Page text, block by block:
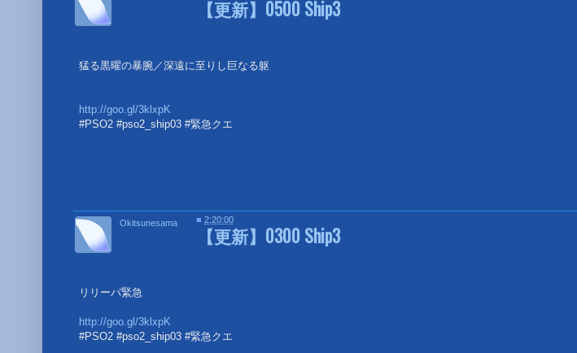
【更新】0500 Ship3
猛る黒曜の暴腕／深遠に至りし巨なる躯
http://goo.gl/3klxpK
#PSO2 #pso2_ship03 #緊急クエ
【更新】0300 Ship3
リリーパ緊急
http://goo.gl/3klxpK
#PSO2 #pso2_ship03 #緊急クエ
Okitsunesama ■2:20:00